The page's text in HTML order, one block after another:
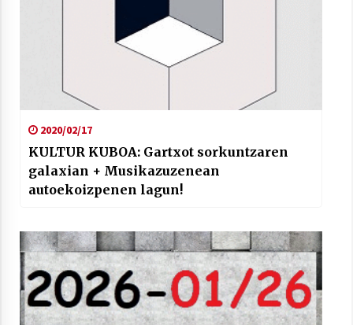
2020/02/17
KULTUR KUBOA: Gartxot sorkuntzaren
galaxian + Musikazuzenean
autoekoizpenen lagun!